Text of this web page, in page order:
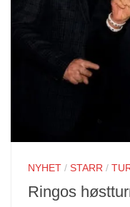
NYHET / STARR /
Ringos